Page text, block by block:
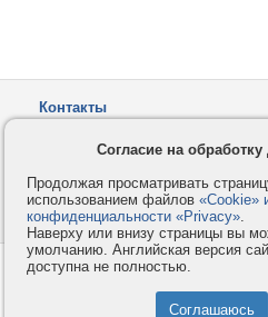
Контакты
Как оплатить
© 2008-2026
Согласие на
Продолжая просматривать
использованием файлов «Cookie»
конфиденциальности «Privacy».
Наверху или внизу страницы вы
умолчанию. Английская версия
доступна не полностью.